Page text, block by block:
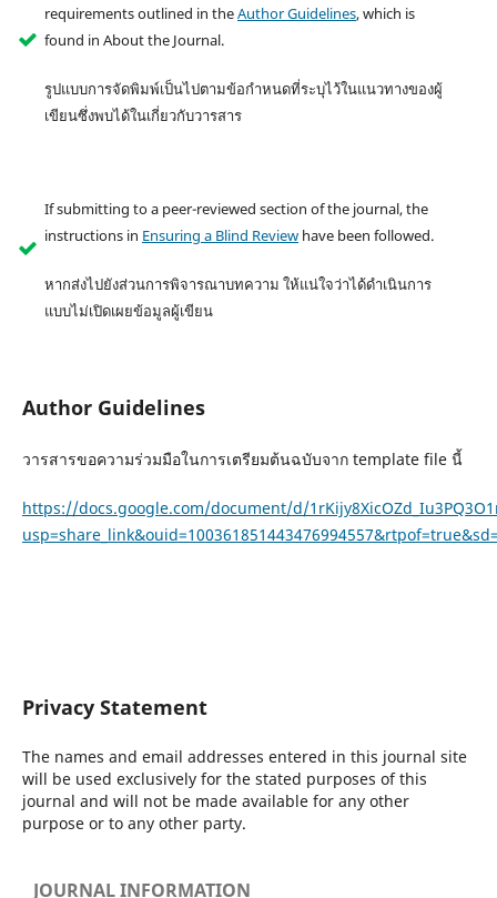
requirements outlined in theAuthor Guidelines, which is
found in About the Journal.
รูปแบบการจัดพิมพ์เป็นไปตามข้อกำหนดที่ระบุไว้ในแนวทางของผู้
เขียนซึ่งพบได้ในเกี่ยวกับวารสาร
If submitting to a peer-reviewed section of the journal, the
instructions in Ensuring a Blind Reviewhave been followed.
หากส่งไปยังส่วนการพิจารณาบทความ ให้แน่ใจว่าได้ดำเนินการ
แบบไม่เปิดเผยข้อมูลผู้เขียน
Author Guidelines
วารสารขอความร่วมมือในการเตรียมต้นฉบับจาก template file นี้
https://docs.google.com/document/d/
Privacy Statement
The names and email addresses entered in this journal site
will be used exclusively for the stated purposes of this
journal and will not be made available for any other
purpose or to any other party.
JOURNAL INFORMATION